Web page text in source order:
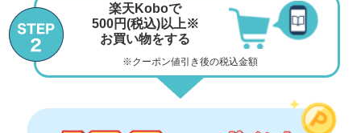
楽天Koboで
500円(税込)以上※
お買い物をする
※クーポン値引き後の税込金額